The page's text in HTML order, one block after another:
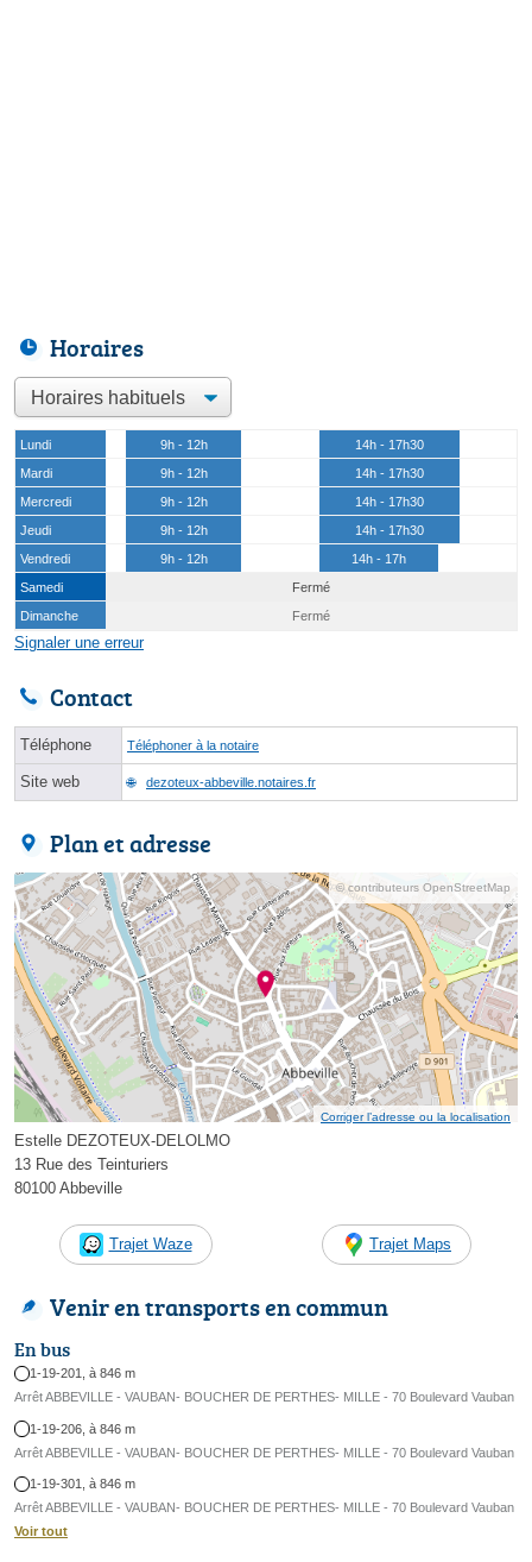
Horaires
Lundi 9h - 12h
14h - 17h30
Mardi
9h - 12h
14h - 17h30
Mercredi
9h - 12h
14h - 17h30
Jeudi
9h - 12h
14h - 17h30
Vendredi
9h - 12h
14h - 17h
Samedi
Fermé
Dimanche
Fermé
Signaler une erreur
Contact
Téléphone Téléphoner à la notaire
Site web dezoteux-abbeville.notaires.fr
Plan et adresse
© contributeurs OpenStreetMap
Corriger l’adresse ou la localisation
Estelle DEZOTEUX-DELOLMO
13 Rue des Teinturiers
80100 Abbeville
Trajet Waze Trajet Maps
Venir en transports en commun
En bus
1-19-201, à 846 m
Arrêt ABBEVILLE - VAUBAN- BOUCHER DE PERTHES- MILLE - 70 Boulevard Vauban
1-19-206, à 846 m
Arrêt ABBEVILLE - VAUBAN- BOUCHER DE PERTHES- MILLE - 70 Boulevard Vauban
1-19-301, à 846 m
Arrêt ABBEVILLE - VAUBAN- BOUCHER DE PERTHES- MILLE - 70 Boulevard Vauban
Voir tout